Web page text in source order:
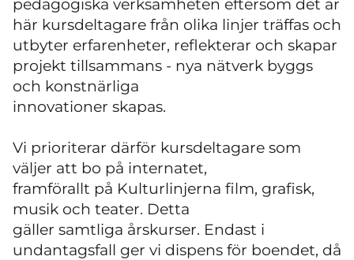
pedagogiska verksamheten eftersom det är
här kursdeltagare från olika linjer träffas och
utbyter erfarenheter, reflekterar och skapar
projekt tillsammans - nya nätverk byggs
och konstnärliga
innovationer skapas.
Vi prioriterar därför kursdeltagare som
väljer att bo på internatet,
framförallt på Kulturlinjerna film, grafisk,
musik och teater. Detta
gäller samtliga årskurser. Endast i
undantagsfall ger vi dispens för boendet, då